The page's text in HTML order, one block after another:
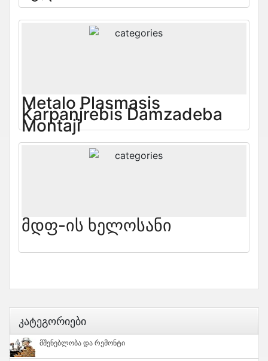
Metalo Plasmasis
Karpanjrebis Damzadeba
Montaji
Მდფ-Ის Ხელოსანი
Კატეგორიები
Მშენებლობა Და Რემონტი